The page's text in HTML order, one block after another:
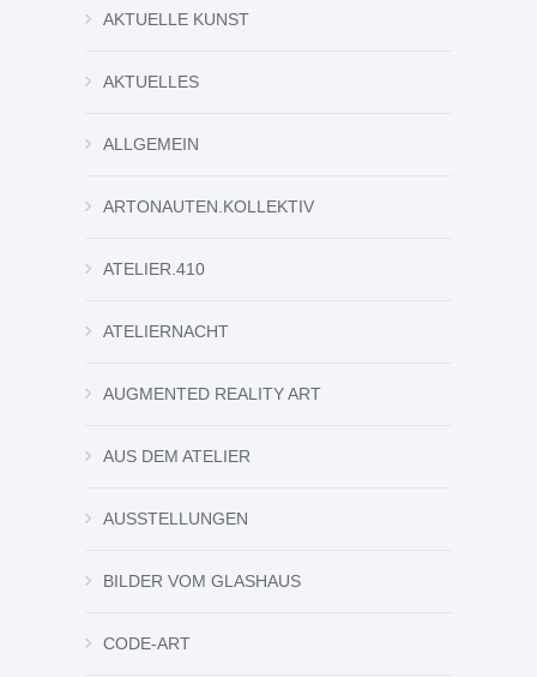
AKTUELLE KUNST
AKTUELLES
ALLGEMEIN
ARTONAUTEN.KOLLEKTIV
ATELIER.410
ATELIERNACHT
AUGMENTED REALITY ART
AUS DEM ATELIER
AUSSTELLUNGEN
BILDER VOM GLASHAUS
CODE-ART